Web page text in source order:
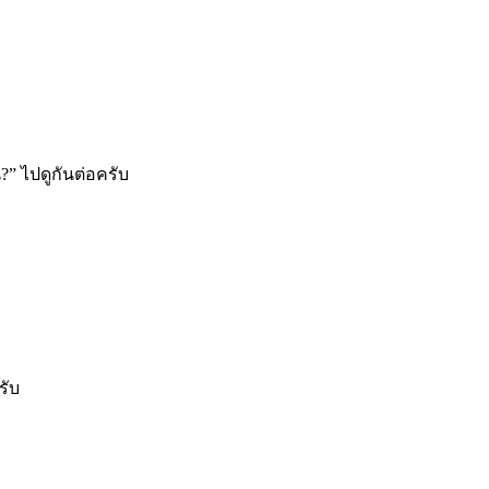
ไปดูกันต่อครับ
บ